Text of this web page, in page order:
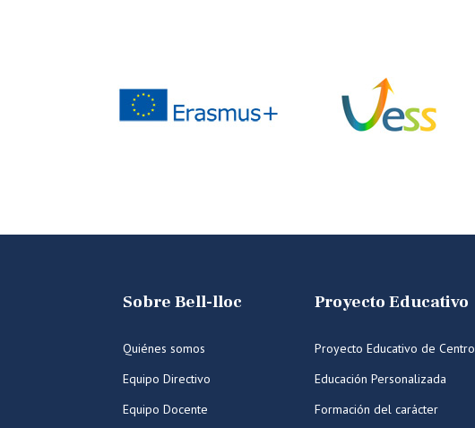
Sobre Bell-lloc
Quiénes somos
Equipo Directivo
Equipo Docente
Proyecto Educativo
Proyecto Educativo de Centro
Educación Personalizada
Formación del carácter